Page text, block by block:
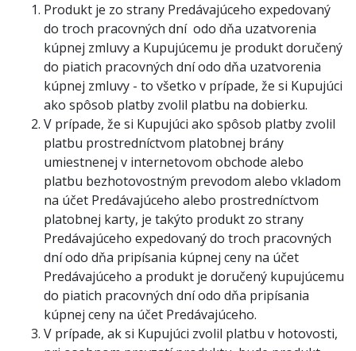
Produkt je zo strany Predávajúceho expedovaný
do troch pracovných dní odo dňa uzatvorenia
kúpnej zmluvy a Kupujúcemu je produkt doručený
do piatich pracovných dní odo dňa uzatvorenia
kúpnej zmluvy - to všetko v prípade, že si Kupujúci
ako spôsob platby zvolil platbu na dobierku.
V prípade, že si Kupujúci ako spôsob platby zvolil
platbu prostredníctvom platobnej brány
umiestnenej v internetovom obchode alebo
platbu bezhotovostným prevodom alebo vkladom
na účet Predávajúceho alebo prostredníctvom
platobnej karty, je takýto produkt zo strany
Predávajúceho expedovaný do troch pracovných
dní odo dňa pripísania kúpnej ceny na účet
Predávajúceho a produkt je doručený kupujúcemu
do piatich pracovných dní odo dňa pripísania
kúpnej ceny na účet Predávajúceho.
V prípade, ak si Kupujúci zvolil platbu v hotovosti,